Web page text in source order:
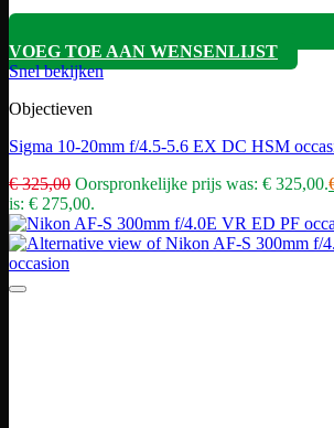
VOEG TOE AAN WENSENLIJST
Snel bekijken
Objectieven
Sigma 10-20mm f/4.5-5.6 EX DC HSM
€325,00 Oorspronkelijke prijs was: € 325,00.
is: € 275,00.